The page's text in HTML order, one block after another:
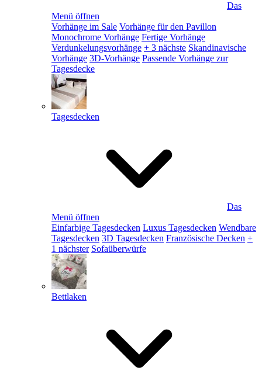
Das
Menü öffnen
Vorhänge im Sale Vorhänge für den Pavillon
Monochrome Vorhänge Fertige Vorhänge
Verdunkelungsvorhänge + 3 nächste Skandinavische
Vorhänge 3D-Vorhänge Passende Vorhänge zur
Tagesdecke
Tagesdecken
Das
Menü öffnen
Einfarbige Tagesdecken Luxus Tagesdecken Wendbare
Tagesdecken 3D Tagesdecken Französische Decken +
1 nächster Sofaüberwürfe
Bettlaken